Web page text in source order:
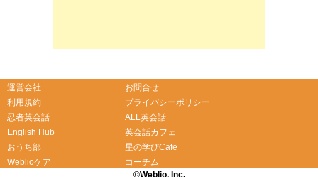
運営会社
お問合せ
利用規約
プライバシーポリシー
忍者英会話
ALL英会話
English Hub
英会話カフェ
おうち部
星の学びCafe
Weblioケア
コーチム
©Weblio, Inc.